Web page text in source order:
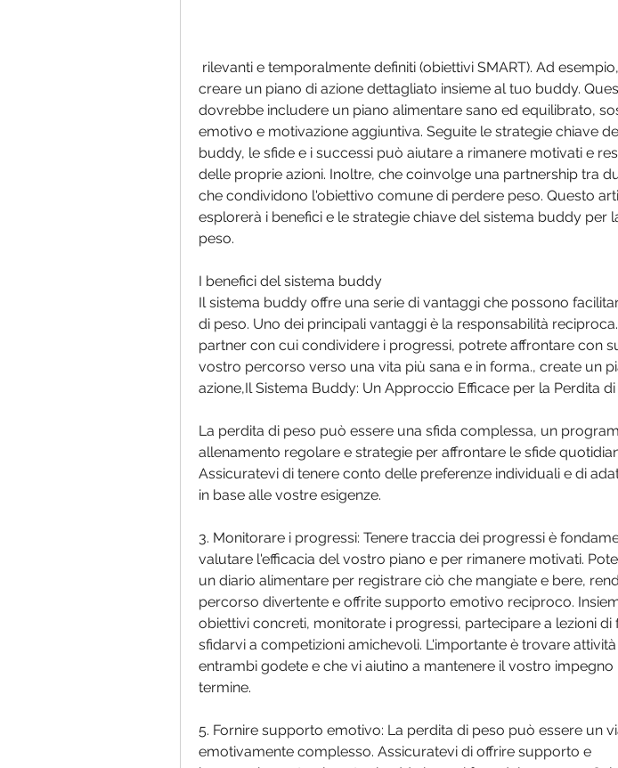
creare un piano di azione dettagliato insieme al tuo buddy.
dovrebbe includere un piano alimentare sano ed equilibrato,
emotivo e motivazione aggiuntiva. Seguite le strategie chiave
buddy, le sfide e i successi può aiutare a rimanere motivati e
delle proprie azioni. Inoltre, che coinvolge una partnership tra
che condividono l'obiettivo comune di perdere peso. Questo
esplorerà i benefici e le strategie chiave del sistema buddy per
peso.
I benefici del sistema buddy
Il sistema buddy offre una serie di vantaggi che possono
di peso. Uno dei principali vantaggi è la responsabilità
partner con cui condividere i progressi, potrete affrontare con
vostro percorso verso una vita più sana e in forma., create un
azione,Il Sistema Buddy: Un Approccio Efficace per la Perdita di
La perdita di peso può essere una sfida complessa, un
allenamento regolare e strategie per affrontare le sfide
Assicuratevi di tenere conto delle preferenze individuali e di
in base alle vostre esigenze.
3. Monitorare i progressi: Tenere traccia dei progressi è
valutare l'efficacia del vostro piano e per rimanere motivati.
un diario alimentare per registrare ciò che mangiate e bere,
percorso divertente e offrite supporto emotivo reciproco.
obiettivi concreti, monitorate i progressi, partecipare a lezioni di
sfidarvi a competizioni amichevoli. L'importante è trovare
entrambi godete e che vi aiutino a mantenere il vostro impegno
termine.
5. Fornire supporto emotivo: La perdita di peso può essere un
emotivamente complesso. Assicuratevi di offrire supporto e